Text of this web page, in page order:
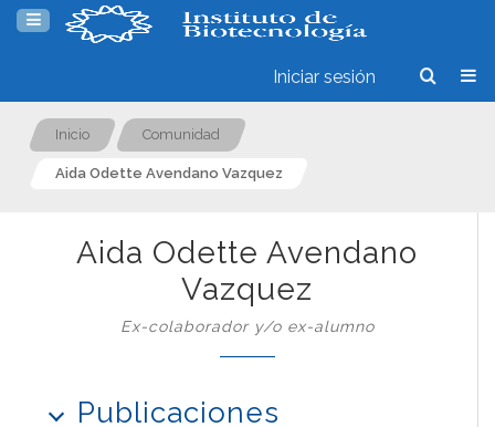
Iniciar sesión
Inicio Comunidad
Aida Odette Avendano Vazquez
Aida Odette Avendano
Vazquez
Ex-colaborador y/o ex-alumno
Publicaciones